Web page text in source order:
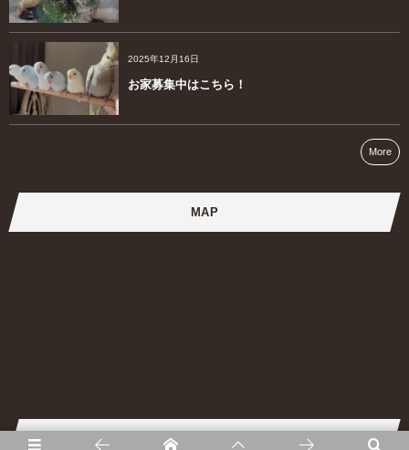
2025年12月16日
お家募集中はこちら！
More
MAP
提携ブリーダー